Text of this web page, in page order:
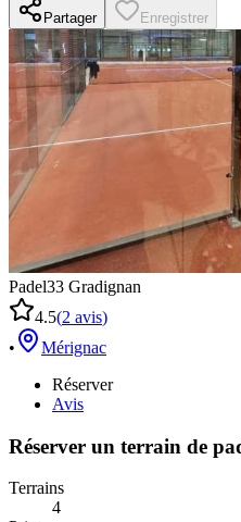
Partager Enregistrer
Padel33 Gradignan
4.5(2 avis)
•
Mérignac
Réserver
Avis
Réserver un terrain de
Terrains
4